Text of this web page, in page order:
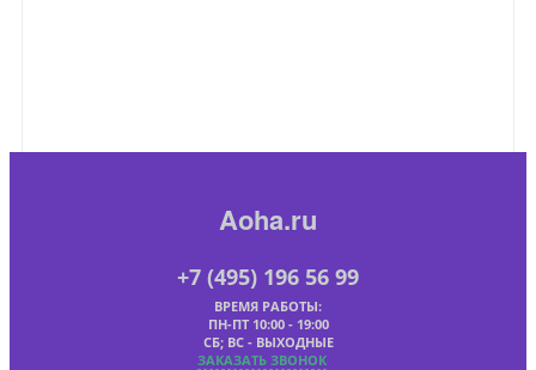
Aoha.ru
+7 (495) 196 56 99
ВРЕМЯ РАБОТЫ:
ПН-ПТ 10:00 - 19:00
СБ; ВС - ВЫХОДНЫЕ
ЗАКАЗАТЬ ЗВОНОК